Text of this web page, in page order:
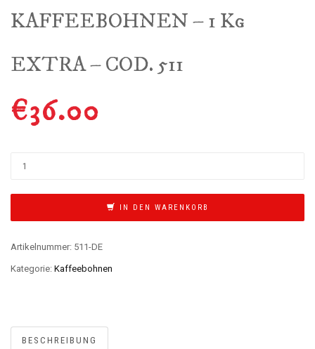
KAFFEEBOHNEN – 1 Kg
EXTRA – COD. 511
€36.00
IN DEN WARENKORB
Artikelnummer: 511-DE
Kategorie: Kaffeebohnen
BESCHREIBUNG